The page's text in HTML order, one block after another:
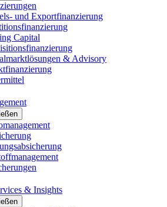
und Exportfinanzierung
Capital
& Advisory
& Insights